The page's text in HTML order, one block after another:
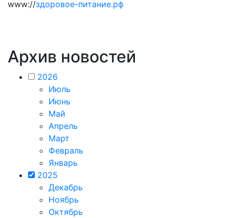
www://здоровое-питание.рф
Архив новостей
2026
Июль
Июнь
Май
Апрель
Март
Февраль
Январь
2025
Декабрь
Ноябрь
Октябрь